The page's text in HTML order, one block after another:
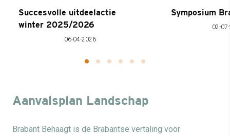
Succesvolle uitdeelactie
winter 2025/2026
06-04-2026
Symposium
02-
Aanvalsplan Landschap
Brabant Behaagt is de Brabantse vertaling voor